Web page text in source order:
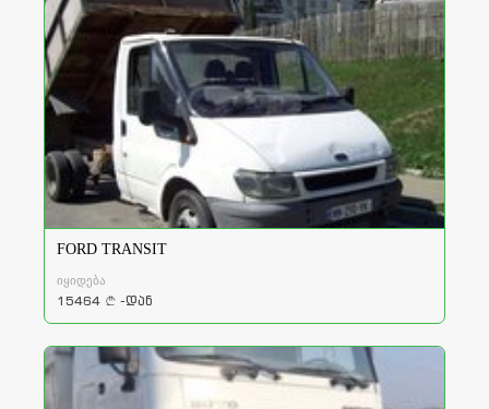
FORD TRANSIT
იყიდება
15464 a -დან